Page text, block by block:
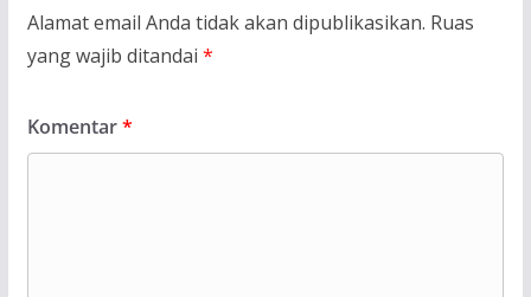
Alamat email Anda tidak akan dipublikasikan. Ruas
yang wajib ditandai *
Komentar*